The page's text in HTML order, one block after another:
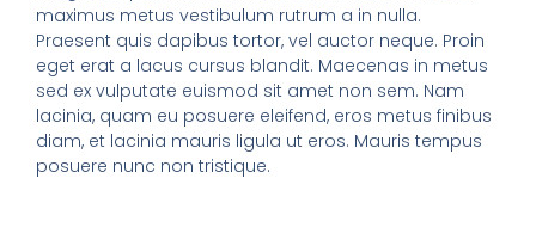
maximus metus vestibulum rutrum a in nulla.
Praesent quis dapibus tortor, vel auctor neque. Proin
eget erat a lacus cursus blandit. Maecenas in metus
sed ex vulputate euismod sit amet non sem. Nam
lacinia, quam eu posuere eleifend, eros metus finibus
diam, et lacinia mauris ligula ut eros. Mauris tempus
posuere nunc non tristique.